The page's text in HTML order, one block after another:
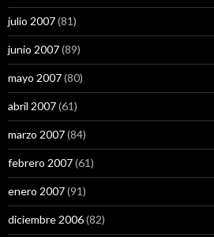
julio 2007(81)
junio 2007(89)
mayo 2007(80)
abril 2007(61)
marzo 2007(84)
febrero 2007(61)
enero 2007(91)
diciembre 2006(82)